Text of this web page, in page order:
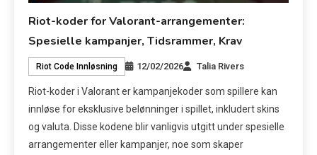
Riot-koder for Valorant-arrangementer:
Spesielle kampanjer, Tidsrammer, Krav
Riot Code Innløsning 12/02/2026 Talia Rivers
Riot-koder i Valorant er kampanjekoder som spillere kan
innløse for eksklusive belønninger i spillet, inkludert skins
og valuta. Disse kodene blir vanligvis utgitt under spesielle
arrangementer eller kampanjer, noe som skaper